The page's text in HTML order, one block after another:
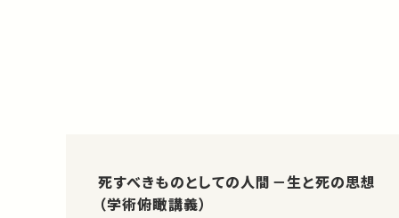
死すべきものとしての人間－生と死の思想
（学術俯瞰講義）